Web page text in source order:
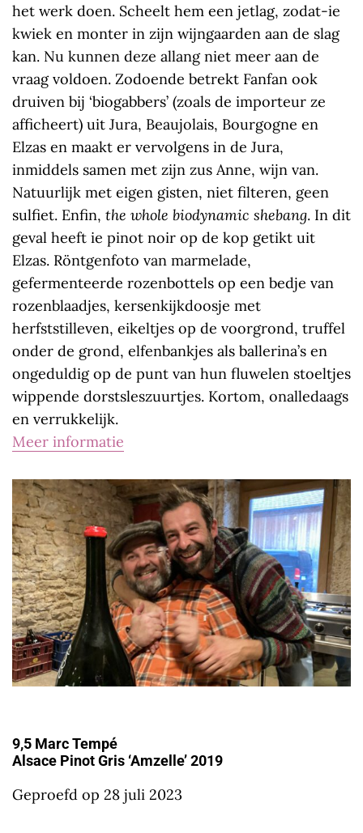
het werk doen. Scheelt hem een jetlag, zodat-ie
kwiek en monter in zijn wijngaarden aan de slag
kan. Nu kunnen deze allang niet meer aan de
vraag voldoen. Zodoende betrekt Fanfan ook
druiven bij ‘biogabbers’ (zoals de importeur ze
afficheert) uit Jura, Beaujolais, Bourgogne en
Elzas en maakt er vervolgens in de Jura,
inmiddels samen met zijn zus Anne, wijn van.
Natuurlijk met eigen gisten, niet filteren, geen
sulfiet. Enfin, the whole biodynamic shebang. In dit
geval heeft ie pinot noir op de kop getikt uit
Elzas. Röntgenfoto van marmelade,
gefermenteerde rozenbottels op een bedje van
rozenblaadjes, kersenkijkdoosje met
herfststilleven, eikeltjes op de voorgrond, truffel
onder de grond, elfenbankjes als ballerina’s en
ongeduldig op de punt van hun fluwelen stoeltjes
wippende dorstsleszuurtjes. Kortom, onalledaags
en verrukkelijk.
Meer informatie
9,5 Marc Tempé
Alsace Pinot Gris ‘Amzelle’ 2019
Geproefd op 28 juli 2023